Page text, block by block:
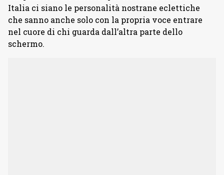
Italia ci siano le personalità nostrane eclettiche
che sanno anche solo con la propria voce entrare
nel cuore di chi guarda dall’altra parte dello
schermo.